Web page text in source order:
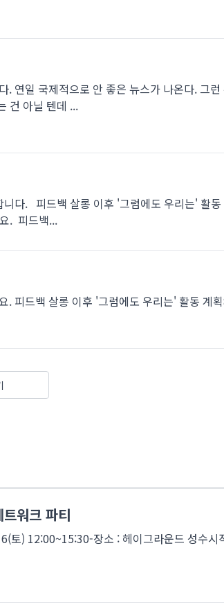
연일 국제적으로 안 좋은 뉴스가 나온다. 그
건 아닐 텐데 ...
다. 피드백 살롱 이후 '그럼에도 우리는' 활
. 피드백...
. 피드백 살롱 이후 '그럼에도 우리는' 활동
워크 파티
토) 12:00~15:30-장소 : 헤이그라운드 성수